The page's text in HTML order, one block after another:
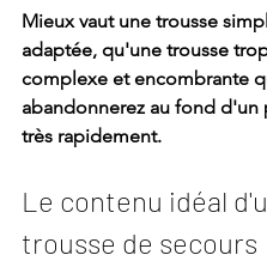
Mieux vaut une trousse
adaptée, qu'une trousse
complexe et encombrante
abandonnerez au fond d'un
très rapidement.
Le contenu idéal
trousse de secours